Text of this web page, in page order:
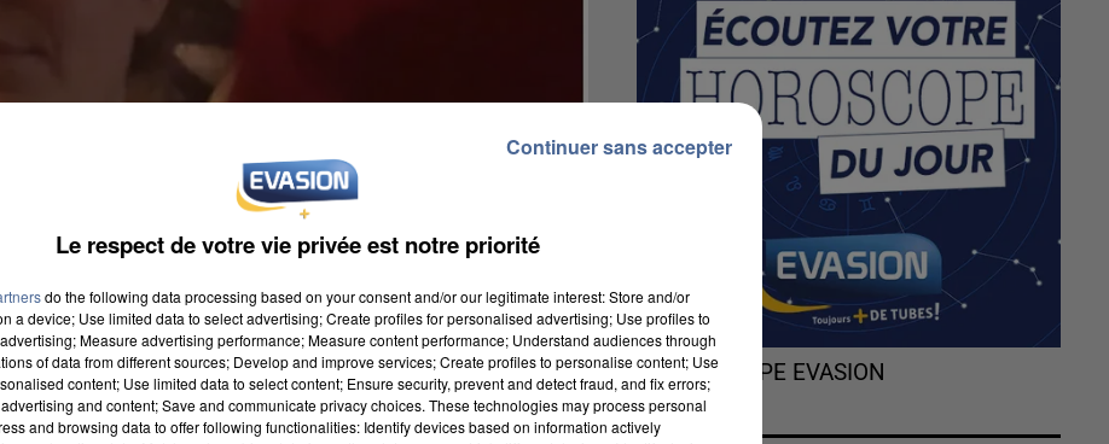
n’a plus donné signe de vie depuis le 25 avril. La
L'HOROSCOPE EVASION
Le respect de votre vie privée est notre priorité
do the following data processing based on your consent and/or our legitimate interest: Store and/or
a device; Use limited data to select advertising; Create profiles for personalised advertising; Use profiles to
Measure advertising performance; Measure content performance; Understand audiences through
of data from different sources; Develop and improve services; Create profiles to personalise content; Use
content; Use limited data to select content; Ensure security, prevent and detect fraud, and fix errors;
and content; Save and communicate privacy choices. These technologies may process personal
and browsing data to offer following functionalities: Identify devices based on information actively
Continuer sans accepter